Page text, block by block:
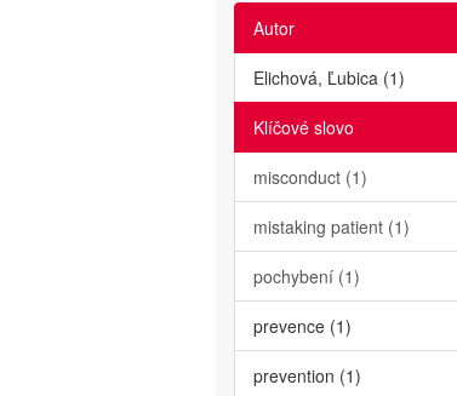
Autor
Elichová, Ľubica (1)
Klíčové slovo
misconduct (1)
mistaking patient (1)
pochybení (1)
prevence (1)
prevention (1)